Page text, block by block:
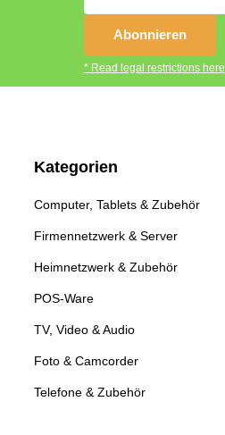
Abonnieren
* Read legal restrictions here
Kategorien
Computer, Tablets & Zubehör
Firmennetzwerk & Server
Heimnetzwerk & Zubehör
POS-Ware
TV, Video & Audio
Foto & Camcorder
Telefone & Zubehör